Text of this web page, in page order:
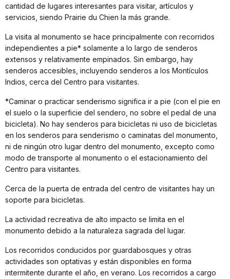
cantidad de lugares interesantes para visitar, artículos y
servicios, siendo Prairie du Chien la más grande.
La visita al monumento se hace principalmente con recorridos
independientes a pie* solamente a lo largo de senderos
extensos y relativamente empinados. Sin embargo, hay
senderos accesibles, incluyendo senderos a los Montículos
Indios, cerca del Centro para visitantes.
*Caminar o practicar senderismo significa ir a pie (con el pie en
el suelo o la superficie del sendero, no sobre el pedal de una
bicicleta). No hay senderos para bicicletas ni uso de bicicletas
en los senderos para senderismo o caminatas del monumento,
ni de ningún otro lugar dentro del monumento, excepto como
modo de transporte al monumento o el estacionamiento del
Centro para visitantes.
Cerca de la puerta de entrada del centro de visitantes hay un
soporte para bicicletas.
La actividad recreativa de alto impacto se limita en el
monumento debido a la naturaleza sagrada del lugar.
Los recorridos conducidos por guardabosques y otras
actividades son optativas y están disponibles en forma
intermitente durante el año, en verano. Los recorridos a cargo